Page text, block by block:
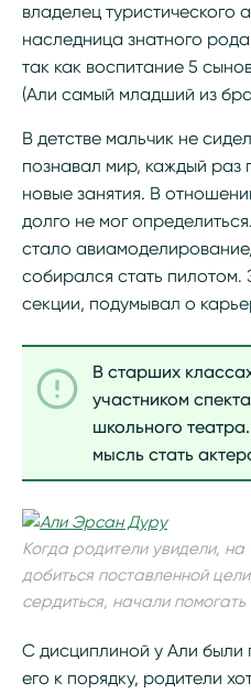
владелец туристического
наследница знатного
так как воспитание 5
(Али самый младший из
В детстве мальчик не
познавал мир, каждый раз
новые занятия. В
долго не мог
стало
собирался стать пилотом.
секции, подумывал о
В старших
участником
школьного
мысль стать
Когда родители увидели, на
добиться поставленной
сердиться, начали
С дисциплиной у Али были
его к порядку, родители